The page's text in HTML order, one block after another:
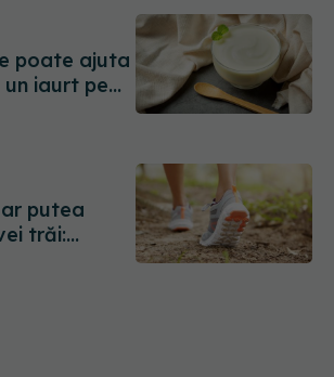
poate ajuta
iaurt pe
putea
trăi:
un pas